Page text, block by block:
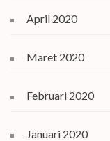
April 2020
Maret 2020
Februari 2020
Januari 2020